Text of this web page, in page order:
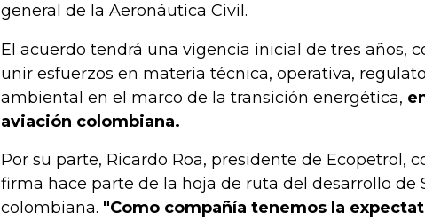
general de la Aeronáutica Civil.
El acuerdo tendrá una vigencia inicial de tres años,
unir esfuerzos en materia técnica, operativa,
ambiental en el marco de la transición energética,
aviación colombiana.
Por su parte, Ricardo Roa, presidente de Ecopetrol,
firma hace parte de la hoja de ruta del desarrollo de
colombiana. "Como compañía tenemos la